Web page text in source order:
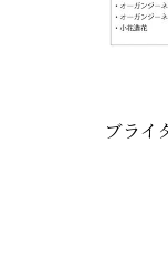
ブライ